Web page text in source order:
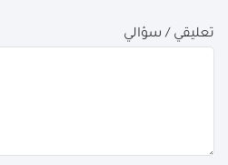
تعليقي / سؤالي